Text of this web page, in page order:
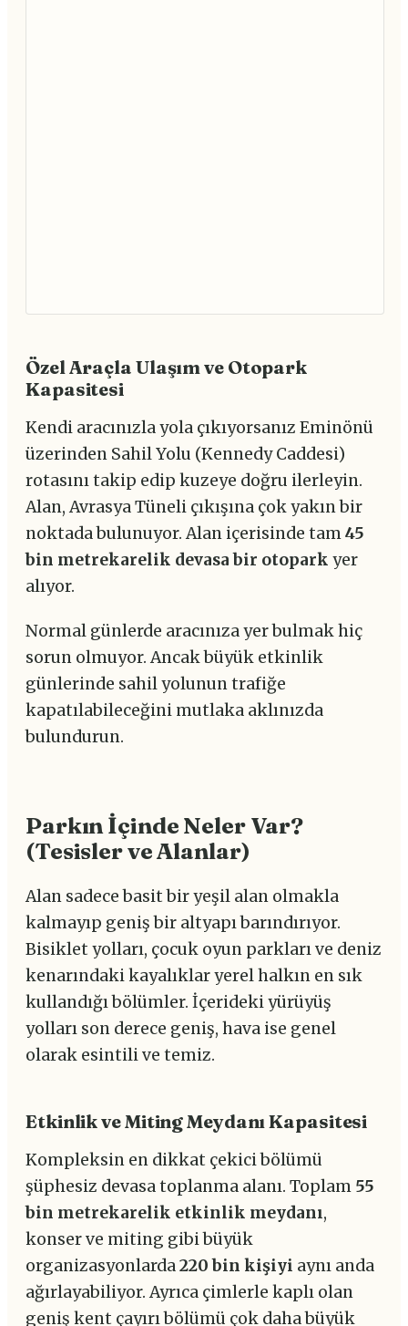
Özel Araçla Ulaşım ve Otopark
Kapasitesi
Kendi aracınızla yola çıkıyorsanız Eminönü
üzerinden Sahil Yolu (Kennedy Caddesi)
rotasını takip edip kuzeye doğru ilerleyin.
Alan, Avrasya Tüneli çıkışına çok yakın bir
noktada bulunuyor. Alan içerisinde tam45
bin metrekarelik devasa bir otopark yer
alıyor.
Normal günlerde aracınıza yer bulmak hiç
sorun olmuyor. Ancak büyük etkinlik
günlerinde sahil yolunun trafiğe
kapatılabileceğini mutlaka aklınızda
bulundurun.
Parkın İçinde Neler Var?
(Tesisler ve Alanlar)
Alan sadece basit bir yeşil alan olmakla
kalmayıp geniş bir altyapı barındırıyor.
Bisiklet yolları, çocuk oyun parkları ve deniz
kenarındaki kayalıklar yerel halkın en sık
kullandığı bölümler. İçerideki yürüyüş
yolları son derece geniş, hava ise genel
olarak esintili ve temiz.
Etkinlik ve Miting Meydanı Kapasitesi
Kompleksin en dikkat çekici bölümü
şüphesiz devasa toplanma alanı. Toplam 55
bin metrekarelik etkinlik meydanı,
konser ve miting gibi büyük
organizasyonlarda220 bin kişiyi aynı anda
ağırlayabiliyor. Ayrıca çimlerle kaplı olan
geniş kent çayırı bölümü çok daha büyük